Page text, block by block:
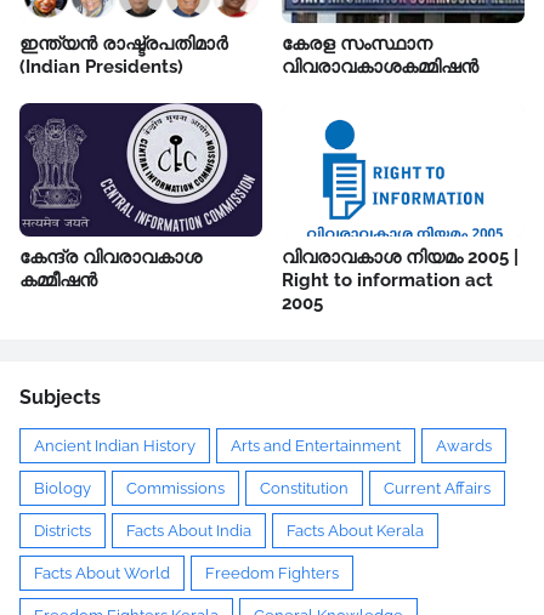
ഇന്ത്യൻ രാഷ്ട്രപതിമാർ
(Indian Presidents)
കേരള സംസ്ഥാന
വിവരാവകാശകമ്മിഷൻ
കേന്ദ്ര വിവരാവകാശ
കമ്മീഷൻ
വിവരാവകാശ നിയമം 2005 |
Right to information act
2005
Subjects
Ancient Indian History Arts and Entertainment Awards
Biology Commissions Constitution Current Affairs
Districts Facts About India Facts About Kerala
Facts About World Freedom Fighters